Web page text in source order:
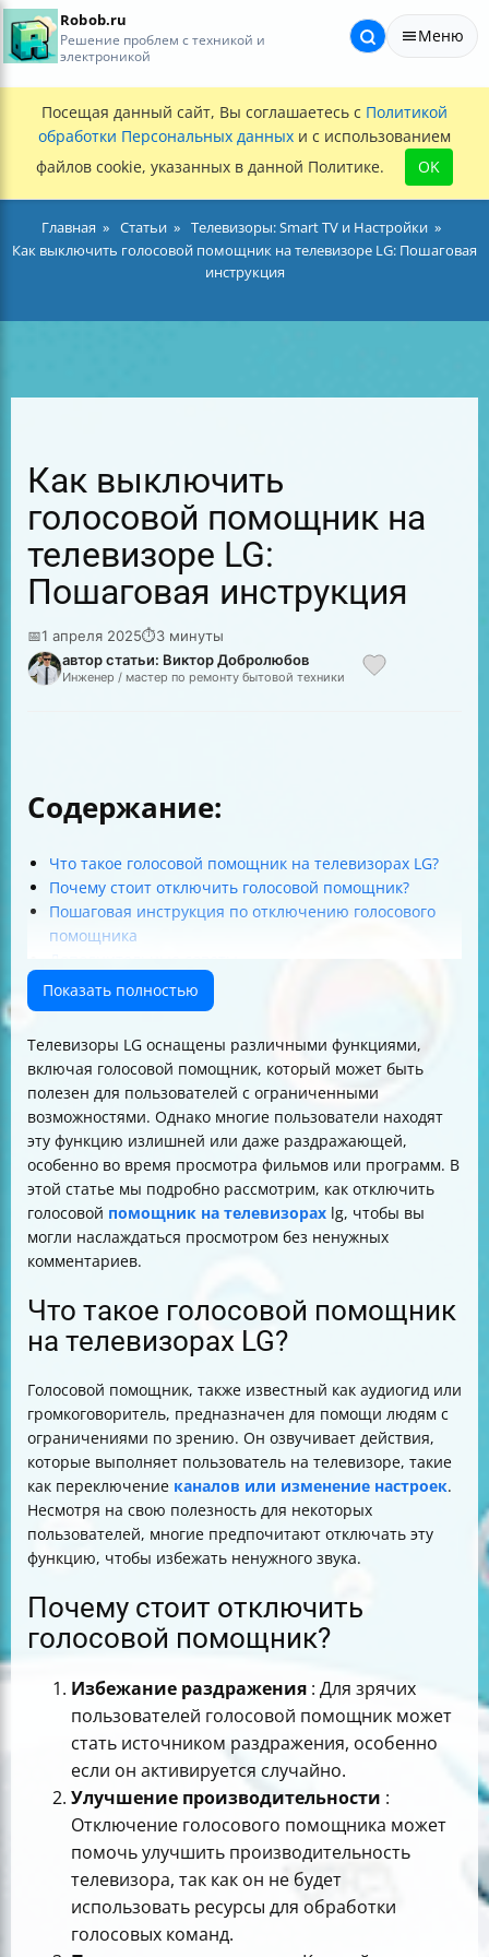
Robob.ru
Решение проблем с техникой и
электроникой
Меню
Посещая данный сайт, Вы соглашаетесь с Политикой
обработки Персональных данных и с использованием
файлов cookie, указанных в данной Политике.
OK
Главная Статьи
Телевизоры: Smart TV и Настройки
Как выключить голосовой помощник на телевизоре LG: Пошаговая
инструкция
Как выключить
голосовой помощник на
телевизоре LG:
Пошаговая инструкция
📅1 апреля 2025⏱3 минуты
автор статьи: Виктор Добролюбов
Инженер / мастер по ремонту бытовой техники
Содержание:
Что такое голосовой помощник на телевизорах LG?
Почему стоит отключить голосовой помощник?
Пошаговая инструкция по отключению голосового
помощника
Заключение
Показать полностью
Телевизоры LG оснащены различными функциями,
включая голосовой помощник, который может быть
полезен для пользователей с ограниченными
возможностями. Однако многие пользователи находят
эту функцию излишней или даже раздражающей,
особенно во время просмотра фильмов или программ. В
этой статье мы подробно рассмотрим, как отключить
голосовой помощник на телевизорах lg, чтобы вы
могли наслаждаться просмотром без ненужных
комментариев.
Что такое голосовой помощник
на телевизорах LG?
Голосовой помощник, также известный как аудиогид или
громкоговоритель, предназначен для помощи людям с
ограничениями по зрению. Он озвучивает действия,
которые выполняет пользователь на телевизоре, такие
как переключение каналов или изменение настроек.
Несмотря на свою полезность для некоторых
пользователей, многие предпочитают отключать эту
функцию, чтобы избежать ненужного звука.
Почему стоит отключить
голосовой помощник?
Избежание раздражения : Для зрячих
пользователей голосовой помощник может
стать источником раздражения, особенно
если он активируется случайно.
Улучшение производительности :
Отключение голосового помощника может
помочь улучшить производительность
телевизора, так как он не будет
использовать ресурсы для обработки
голосовых команд.